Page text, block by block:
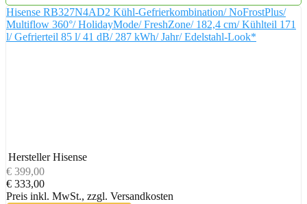
Hisense RB327N4AD2 Kühl-Gefrierkombination/ NoFrostPlus/
Multiflow 360°/ HolidayMode/ FreshZone/ 182,4 cm/ Kühlteil 171
l/ Gefrierteil 85 l/ 41 dB/ 287 kWh/ Jahr/ Edelstahl-Look*
Hersteller Hisense
€ 399,00
€ 333,00
Preis inkl. MwSt., zzgl. Versandkosten